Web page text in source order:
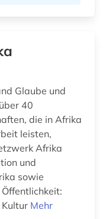
Glaube und
40
die in Afrika
leisten,
Afrika
und
sowie
Mehr